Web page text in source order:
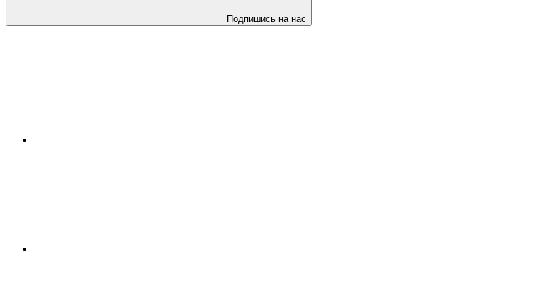
Подпишись на нас